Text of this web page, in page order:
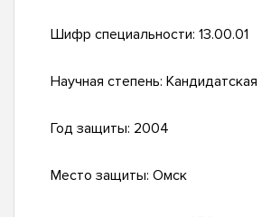
Шифр специальности: 13.00.01
Научная степень: Кандидатская
Год защиты: 2004
Место защиты: Омск